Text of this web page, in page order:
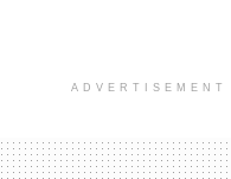
ADVERTISEMENT